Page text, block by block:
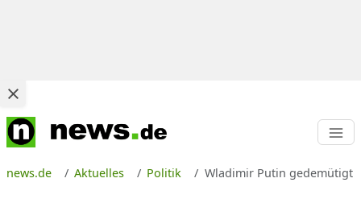
news.de Aktuelles Politik Wladimir Putin gedemütigt